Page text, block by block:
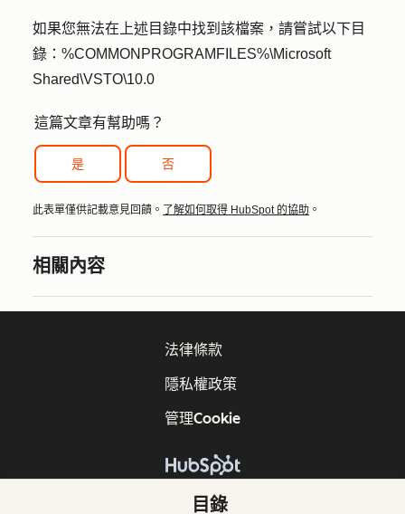
如果您無法在上述目錄中找到該檔案，請嘗試以下目
錄： %COMMONPROGRAMFILES%\Microsoft
Shared\VSTO\10.0
這篇文章有幫助嗎？
是 否
此表單僅供記載意見回饋。 了解如何取得 HubSpot 的協助 。
相關內容
目錄
版權所有 © 2026 HubSpot, Inc.
法律條款
隱私權政策
管理Cookie